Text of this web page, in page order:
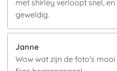
met shirley verloopt snel,
geweldig.
Janne
Wow wat zijn de foto's